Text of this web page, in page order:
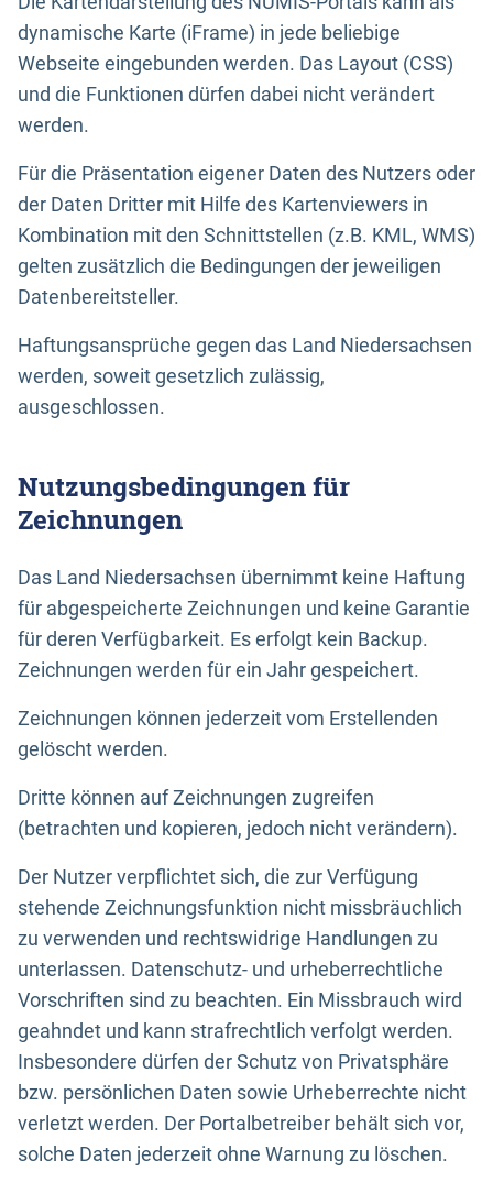
dynamische Karte (iFrame) in jede beliebige
Webseite eingebunden werden. Das Layout (CSS)
und die Funktionen dürfen dabei nicht verändert
werden.
Für die Präsentation eigener Daten des Nutzers oder
der Daten Dritter mit Hilfe des Kartenviewers in
Kombination mit den Schnittstellen (z.B. KML, WMS)
gelten zusätzlich die Bedingungen der jeweiligen
Datenbereitsteller.
Haftungsansprüche gegen das Land Niedersachsen
werden, soweit gesetzlich zulässig,
ausgeschlossen.
Nutzungsbedingungen für
Zeichnungen
Das Land Niedersachsen übernimmt keine Haftung
für abgespeicherte Zeichnungen und keine Garantie
für deren Verfügbarkeit. Es erfolgt kein Backup.
Zeichnungen werden für ein Jahr gespeichert.
Zeichnungen können jederzeit vom Erstellenden
gelöscht werden.
Dritte können auf Zeichnungen zugreifen
(betrachten und kopieren, jedoch nicht verändern).
Der Nutzer verpflichtet sich, die zur Verfügung
stehende Zeichnungsfunktion nicht missbräuchlich
zu verwenden und rechtswidrige Handlungen zu
unterlassen. Datenschutz- und urheberrechtliche
Vorschriften sind zu beachten. Ein Missbrauch wird
geahndet und kann strafrechtlich verfolgt werden.
Insbesondere dürfen der Schutz von Privatsphäre
bzw. persönlichen Daten sowie Urheberrechte nicht
verletzt werden. Der Portalbetreiber behält sich vor,
solche Daten jederzeit ohne Warnung zu löschen.